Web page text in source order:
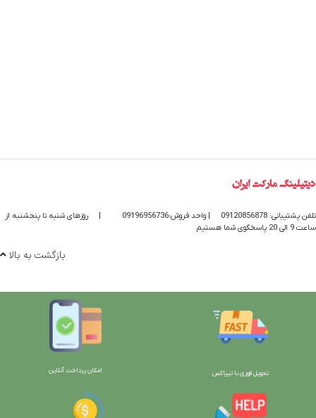
تلفن پشتیبانی: 09120856878 | واحد فروش:09196956736 |
روزهای شنبه تا پنجشنبه از
ساعت 9 الی 20 پاسخگوی شما هستیم
بازگشت به بالا
تحویل فوری با تیپاکس امکان پرداخت آنلاین